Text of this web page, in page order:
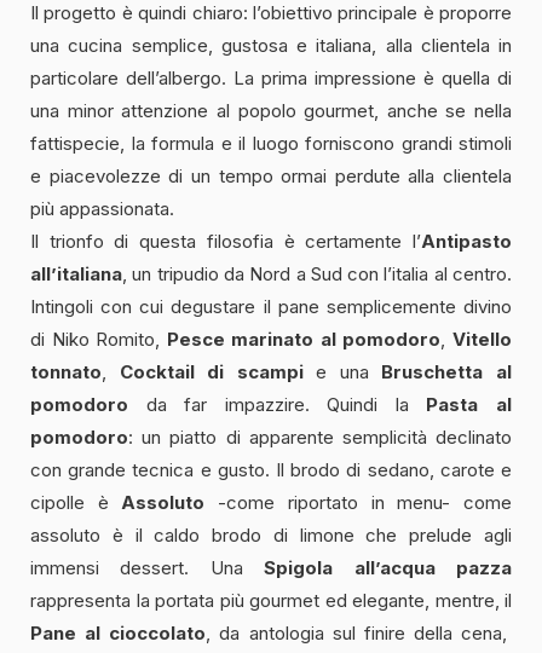
Il progetto è quindi chiaro: l’obiettivo principale è proporre
una cucina semplice, gustosa e italiana, alla clientela in
particolare dell’albergo. La prima impressione è quella di
una minor attenzione al popolo gourmet, anche se nella
fattispecie, la formula e il luogo forniscono grandi stimoli
e piacevolezze di un tempo ormai perdute alla clientela
più appassionata.
Il trionfo di questa filosofia è certamente l’Antipasto
all’italiana, un tripudio da Nord a Sud con l’italia al centro.
Intingoli con cui degustare il pane semplicemente divino
di Niko Romito, Pesce marinato al pomodoro,Vitello
tonnato, Cocktail di scampie una Bruschetta al
pomodoro da far impazzire. Quindi la Pasta al
pomodoro: un piatto di apparente semplicità declinato
con grande tecnica e gusto. Il brodo di sedano, carote e
cipolle èAssoluto -come riportato in menu- come
assoluto è il caldo brodo di limone che prelude agli
immensi dessert. Una Spigola all’acqua pazza
rappresenta la portata più gourmet ed elegante, mentre, il
Pane al cioccolato, da antologia sul finire della cena,